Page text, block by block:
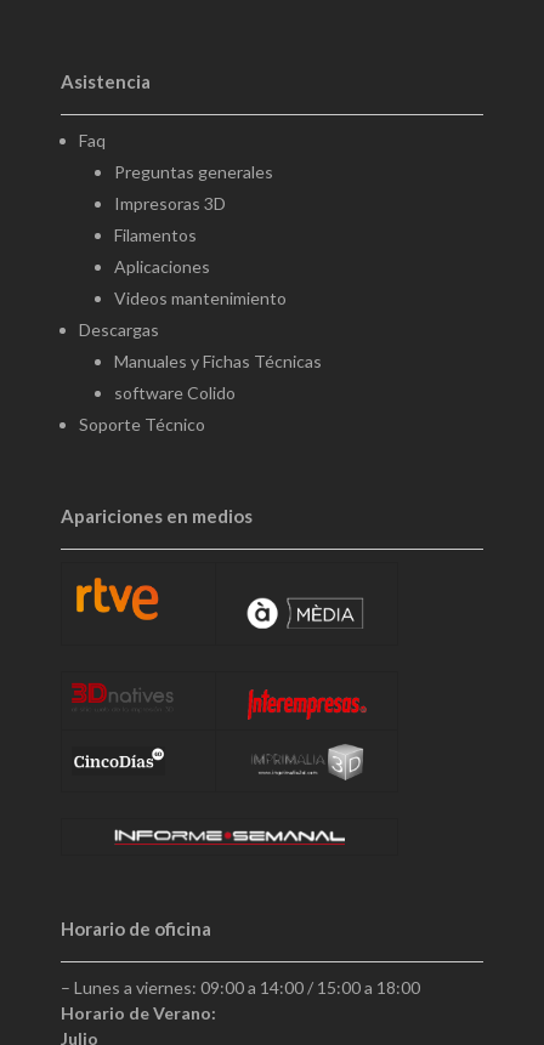
Asistencia
Faq
Preguntas generales
Impresoras 3D
Filamentos
Aplicaciones
Videos mantenimiento
Descargas
Manuales y Fichas Técnicas
software Colido
Soporte Técnico
Apariciones en medios
Horario de oficina
– Lunes a viernes: 09:00 a 14:00 / 15:00 a 18:00
Horario de Verano:
Julio